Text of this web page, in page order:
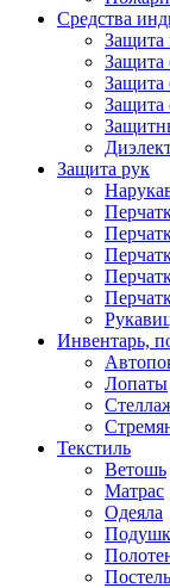
Средства
Защита
Защита
Защита
Защита
Защита рук
Инвентарь,
Лопаты
Текстиль
Ветошь
Матрас
Одеяла